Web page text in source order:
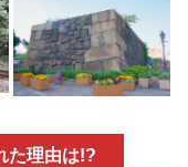
た理由は!?